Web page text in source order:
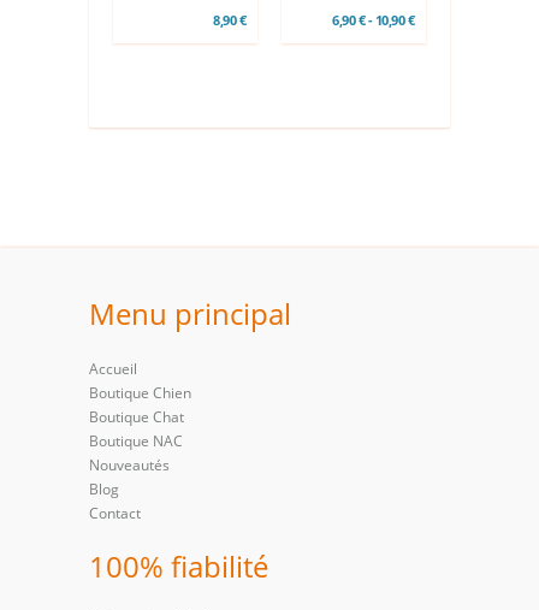
8,90 € 6,90 € - 10,90 €
Menu principal
Accueil
Boutique Chien
Boutique Chat
Boutique NAC
Nouveautés
Blog
Contact
100% fiabilité